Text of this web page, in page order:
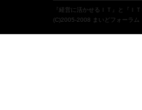
『経営に活かせるＩＴ』と『
(C)2005-2008 まいどフォーラム